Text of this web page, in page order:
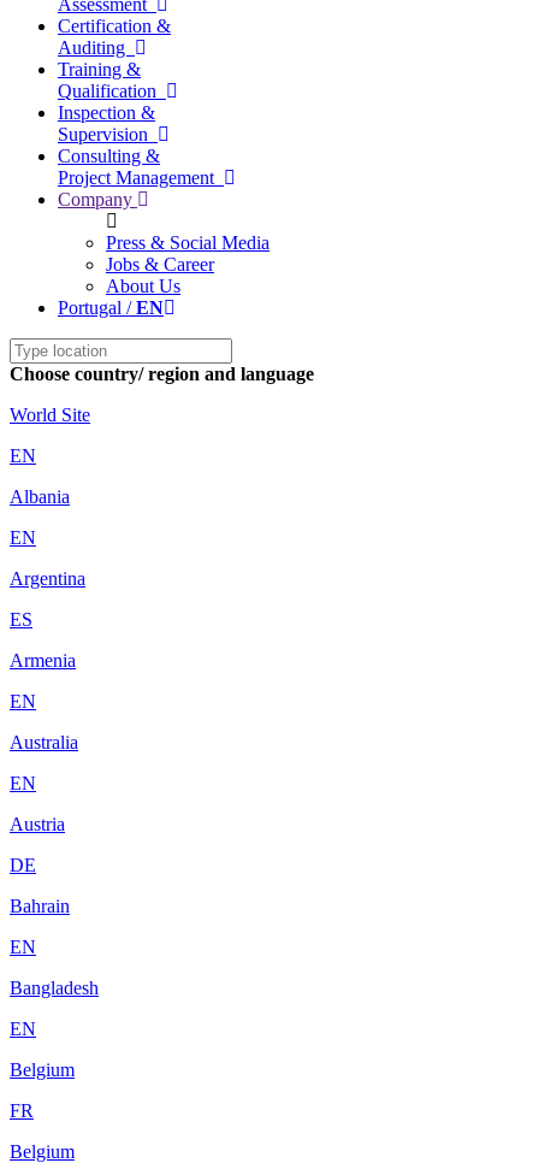
Certification &
Auditing
Training &
Qualification
Inspection &
Supervision
Consulting &
Project Management
Company
Press & Social Media
Jobs & Career
About Us
Portugal /EN
Choose country/ region and language
World Site
EN
Albania
EN
Argentina
ES
Armenia
EN
Australia
EN
Austria
DE
Bahrain
EN
Bangladesh
EN
Belgium
FR
Belgium